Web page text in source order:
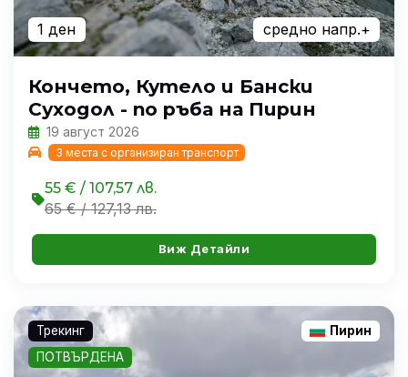
1 ден средно напр.+
Кончето, Кутело и Бански
Суходол - по ръба на Пирин
19 август 2026
3 места с организиран транспорт
55 € / 107,57 лв.
65 € / 127,13 лв.
Виж Детайли
Трекинг
Пирин
ПОТВЪРДЕНА